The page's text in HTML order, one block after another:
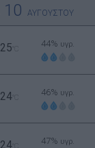
10 ΑΥΓΟΥΣΤΟΥ
25 44% υγρ.
24°C
46% υγρ.
24 47% υγρ.